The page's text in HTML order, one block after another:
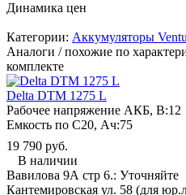
Динамика цен
Категории: Аккумуляторы
Аналоги / похожие по
комплекте
Delta DTM 1275 L
Рабочее напряжение АКБ, B:12
Емкость по С20, Ач:75
19 790 руб.
В наличии
Вавилова 9А стр 6.: Уточняйте
Кантемировская ул. 58 (для